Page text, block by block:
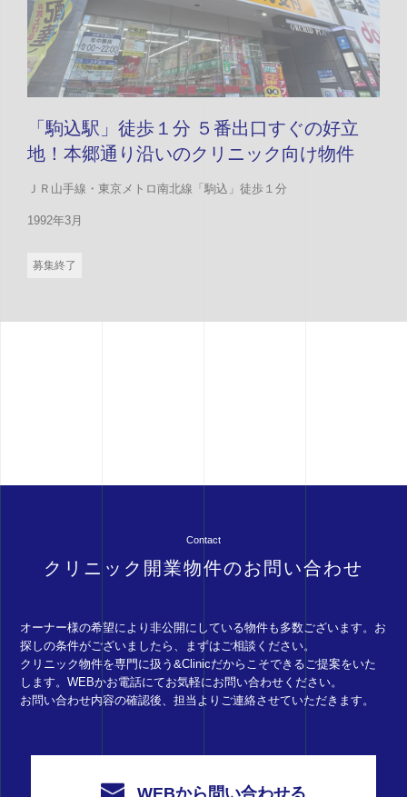
「駒込駅」徒歩１分 ５番出口すぐの好立
地！本郷通り沿いのクリニック向け物件
ＪＲ山手線・東京メトロ南北線「駒込」徒歩１分
1992年3月
募集終了
Contact
クリニック開業物件のお問い合わせ
オーナー様の希望により非公開にしている物件も多数ございます。お
探しの条件がございましたら、まずはご相談ください。
クリニック物件を専門に扱う&Clinicだからこそできるご提案をいた
します。WEBかお電話にてお気軽にお問い合わせください。
お問い合わせ内容の確認後、担当よりご連絡させていただきます。